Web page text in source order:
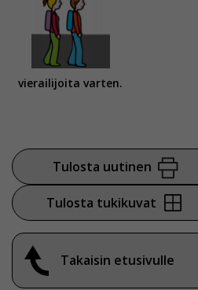
vierailijoita varten.
Tulosta uutinen
Tulosta tukikuvat
Takaisin etusivulle